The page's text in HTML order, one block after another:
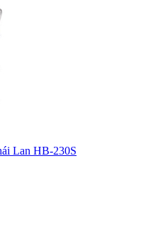
Lan HB-230S